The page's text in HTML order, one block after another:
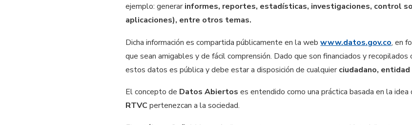
ejemplo: generarinformes, reportes, estadísticas, investigaciones, control
aplicaciones), entre otros temas.
Dicha información es compartida públicamente en la webwww.datos.gov.co, en
que sean amigables y de fácil comprensión. Dado que son financiados y
estos datos es pública y debe estar a disposición de cualquierciudadano,
El concepto de Datos Abiertos es entendido como una práctica basada en la
RTVCpertenezcan a la sociedad.